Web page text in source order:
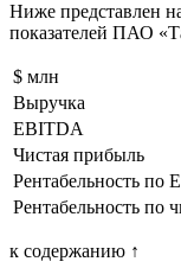
Ниже представлен
показателей ПАО
$ млн
Выручка
EBITDA
Чистая прибыль
Рентабельность по
Рентабельность по
к содержанию ↑